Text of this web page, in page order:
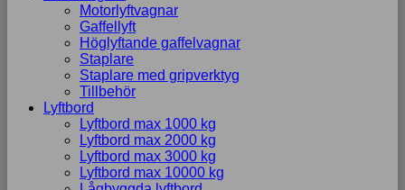
Motorlyftvagnar
Gaffellyft
Höglyftande gaffelvagnar
Staplare
Staplare med gripverktyg
Tillbehör
Lyftbord
Lyftbord max 1000 kg
Lyftbord max 2000 kg
Lyftbord max 3000 kg
Lyftbord max 10000 kg